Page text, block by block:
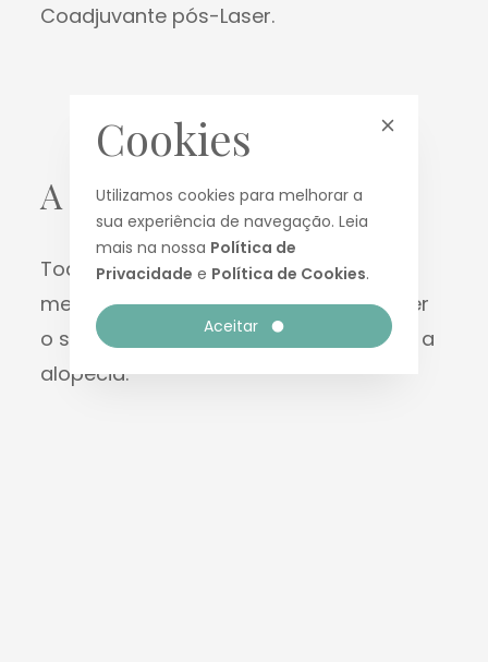
Coadjuvante pós-Laser.
A quem se destina?
Todos os clientes que pretendam
melhorar a vitalidade capilar, promover
o seu crescimento, prevenir a queda e a
alopécia.
Cookies
Utilizamos cookies para melhorar a
sua experiência de navegação. Leia
mais na nossa Política de
Privacidade e Política de Cookies.
Aceitar